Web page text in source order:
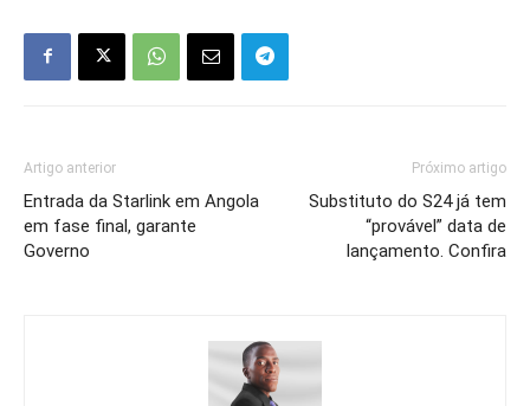
Artigo anterior
Entrada da Starlink em Angola
em fase final, garante
Governo
Próximo artigo
Substituto do S24 já tem
“provável” data de
lançamento. Confira